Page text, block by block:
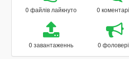
0 файлів лайкнуто 0
0 завантаженнь 0